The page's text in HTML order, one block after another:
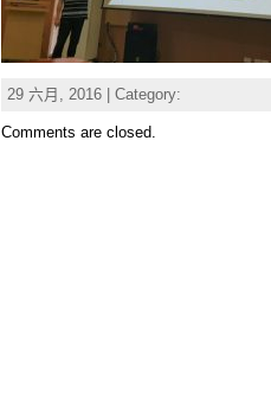
29 六月, 2016 | Category:
Comments are closed.